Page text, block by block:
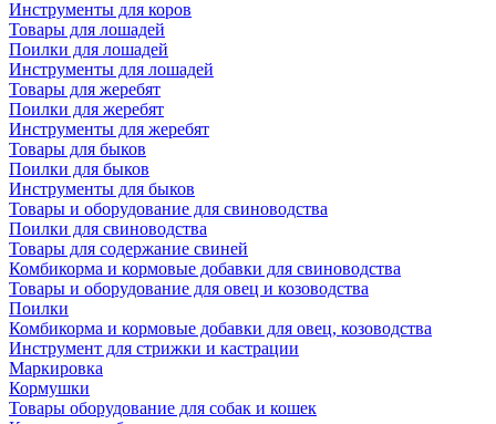
Инструменты для коров
Товары для лошадей
Поилки для лошадей
Инструменты для лошадей
Товары для жеребят
Поилки для жеребят
Инструменты для жеребят
Товары для быков
Поилки для быков
Инструменты для быков
Товары и оборудование для свиноводства
Поилки для свиноводства
Товары для содержание свиней
Комбикорма и кормовые добавки для свиноводства
Товары и оборудование для овец и козоводства
Поилки
Комбикорма и кормовые добавки для овец, козоводства
Инструмент для стрижки и кастрации
Маркировка
Кормушки
Товары оборудование для собак и кошек